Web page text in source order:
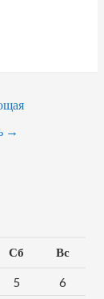
→
Сб Вс
5
6